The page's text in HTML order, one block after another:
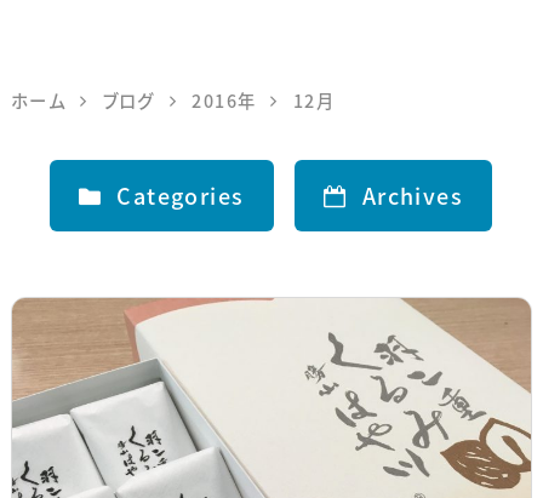
ホーム ブログ 2016年 12月
Categories Archives